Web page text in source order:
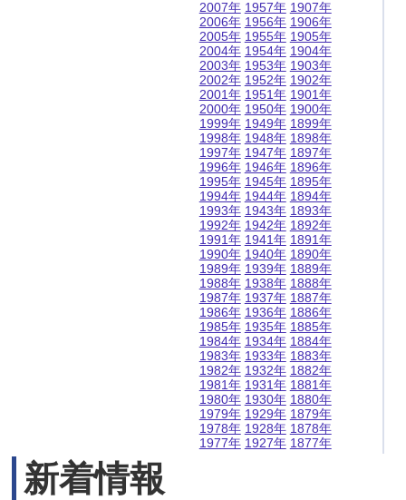
2007年
2006年
2005年
2004年
2003年
2002年
2001年
2000年
1999年
1998年
1997年
1996年
1995年
1994年
1993年
1992年
1991年
1990年
1989年
1988年
1987年
1986年
1985年
1984年
1983年
1982年
1981年
1980年
1979年
1978年
1977年
1957年
1956年
1955年
1954年
1953年
1952年
1951年
1950年
1949年
1948年
1947年
1946年
1945年
1944年
1943年
1942年
1941年
1940年
1939年
1938年
1937年
1936年
1935年
1934年
1933年
1932年
1931年
1930年
1929年
1928年
1927年
1907年
1906年
1905年
1904年
1903年
1902年
1901年
1900年
1899年
1898年
1897年
1896年
1895年
1894年
1893年
1892年
1891年
1890年
1889年
1888年
1887年
1886年
1885年
1884年
1883年
1882年
1881年
1880年
1879年
1878年
1877年
新着情報